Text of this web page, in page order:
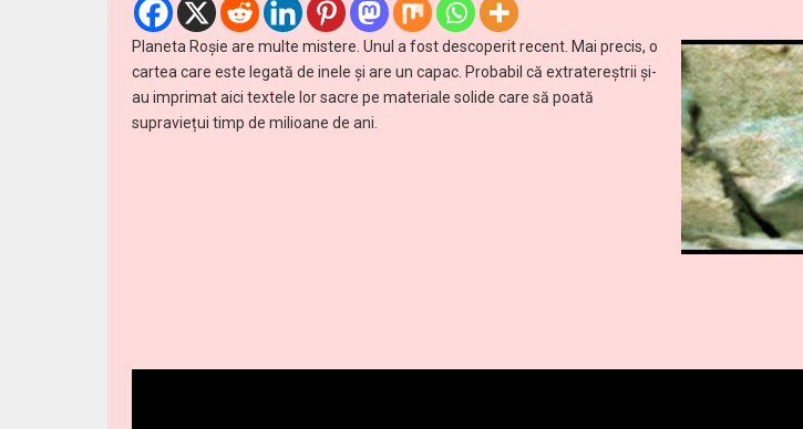
Planeta Roşie are multe mistere. Unul a fost descoperit recent. Mai precis, o
cartea care este legată de inele și are un capac. Probabil că extratereștrii şi-
au imprimat aici textele lor sacre pe materiale solide care să poată
supraviețui timp de milioane de ani.